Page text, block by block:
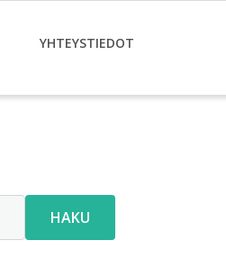
YHTEYSTIEDOT
HAKU